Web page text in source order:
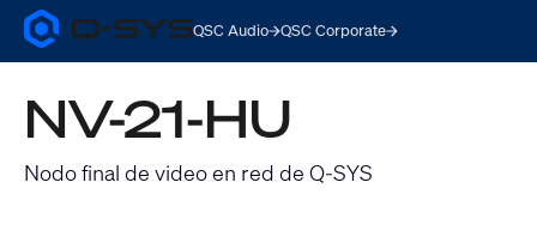
Q-
SYS
Products
Homepage
QSC Audio QSC Corporate
NV-21-HU
Nodo final de video en red de Q-SYS